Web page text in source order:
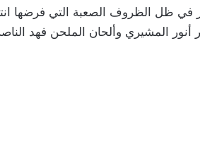
في ظل الظروف الصعبة التي فرضها
أنور المشيري وألحان الملحن فهد